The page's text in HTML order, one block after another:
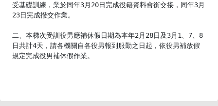
受基礎訓練，業於同年3月20日完成役籍資料會銜交接，同年3月
23日完成撥交作業。
二、本梯次受訓役男應補休假日期為本年2月28日及3月1、7、8
日共計4天，請各機關自各役男報到服勤之日起，依役男補放假
規定完成役男補休假作業。